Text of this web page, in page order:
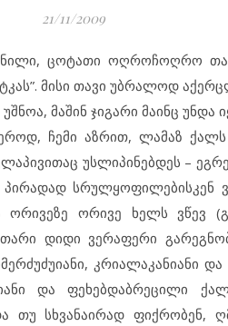
21/11/2009
ცოტათი ოღროჩოღრო
მისი თავი უბრალოდ
მაშინ ჯიგარი მაინც
ჩემი აზრით, ლამაზ
უსლიპინებდეს –
სრულყოფილებისკენ
ორივე ხელს ვწევ
დიდი ვერაფერი
და ფეხებდაბრეცილი
თუ სხვანაირად ფიქრობენ,